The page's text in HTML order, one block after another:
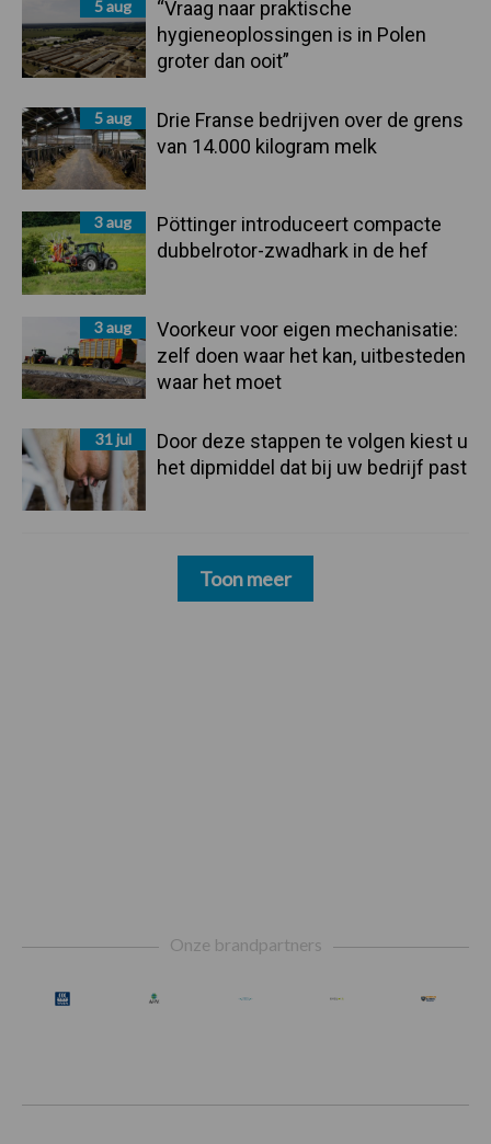
5 aug
“Vraag naar praktische
hygieneoplossingen is in Polen
groter dan ooit”
5 aug
Drie Franse bedrijven over de grens
van 14.000 kilogram melk
3 aug
Pöttinger introduceert compacte
dubbelrotor-zwadhark in de hef
3 aug
Voorkeur voor eigen mechanisatie:
zelf doen waar het kan, uitbesteden
waar het moet
31 jul
Door deze stappen te volgen kiest u
het dipmiddel dat bij uw bedrijf past
Toon meer
Onze brandpartners